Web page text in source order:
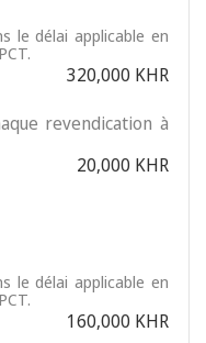
le délai applicable en
320,000 KHR
revendication à
20,000 KHR
le délai applicable en
160,000 KHR